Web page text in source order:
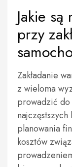
Jakie są
przy
Zakładanie
z wieloma
prowadzić do
najczęstszych
planowania
kosztów